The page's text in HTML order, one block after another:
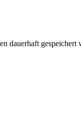
dauerhaft gespeichert